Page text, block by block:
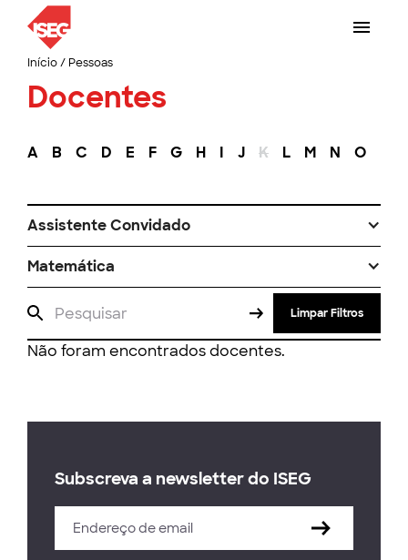
Início/ Pessoas
Docentes
A B C D E F G H I J K L M N O
Assistente Convidado
Matemática
Limpar Filtros
Não foram encontrados docentes.
Subscreva a newsletter do ISEG